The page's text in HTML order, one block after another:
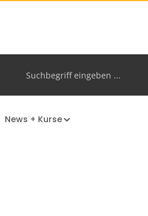
News + Kurse